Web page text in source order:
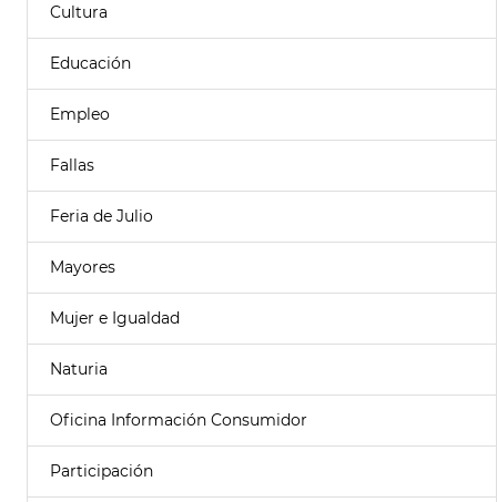
Cultura
Educación
Empleo
Fallas
Feria de Julio
Mayores
Mujer e Igualdad
Naturia
Oficina Información Consumidor
Participación